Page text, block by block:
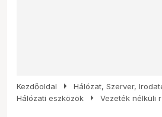
Kezdőoldal arrow_right Hálózat, Szerver,
Hálózati eszközök arrow_right Vezeték nélküli